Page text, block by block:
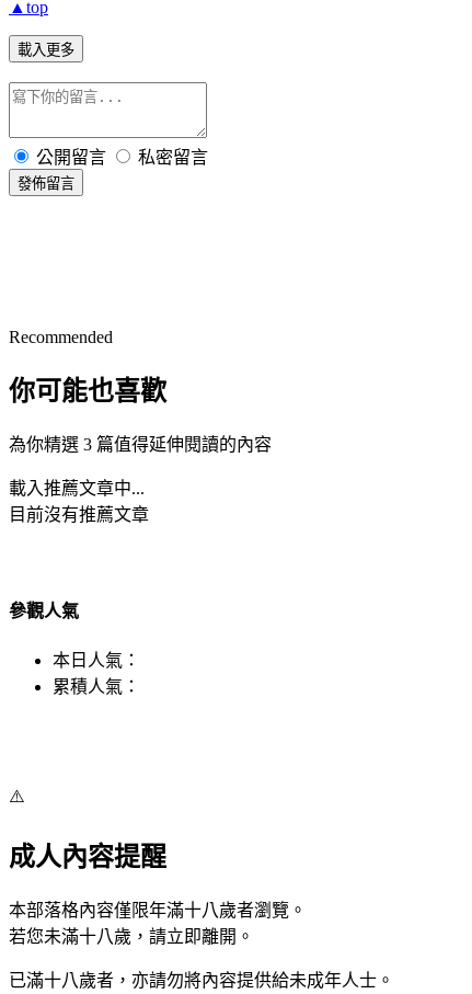
▲top
載入更多
公開留言 私密留言
發佈留言
Recommended
你可能也喜歡
為你精選 3 篇值得延伸閱讀的內容
載入推薦文章中...
目前沒有推薦文章
參觀人氣
本日人氣：
累積人氣：
⚠️
成人內容提醒
本部落格內容僅限年滿十八歲者瀏覽。
若您未滿十八歲，請立即離開。
已滿十八歲者，亦請勿將內容提供給未成年人士。